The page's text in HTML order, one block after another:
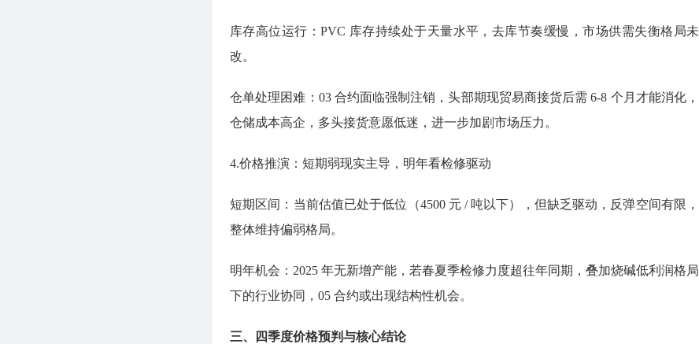
库存高位运行：PVC 库存持续处于天量水平，去库节奏缓慢，市场供需失衡格局未
改。
仓单处理困难：03 合约面临强制注销，头部期现贸易商接货后需 6-8 个月才能消化，
仓储成本高企，多头接货意愿低迷，进一步加剧市场压力。
4.价格推演：短期弱现实主导，明年看检修驱动
短期区间：当前估值已处于低位（4500 元 / 吨以下），但缺乏驱动，反弹空间有限，
整体维持偏弱格局。
明年机会：2025 年无新增产能，若春夏季检修力度超往年同期，叠加烧碱低利润格局
下的行业协同，05 合约或出现结构性机会。
三、四季度价格预判与核心结论